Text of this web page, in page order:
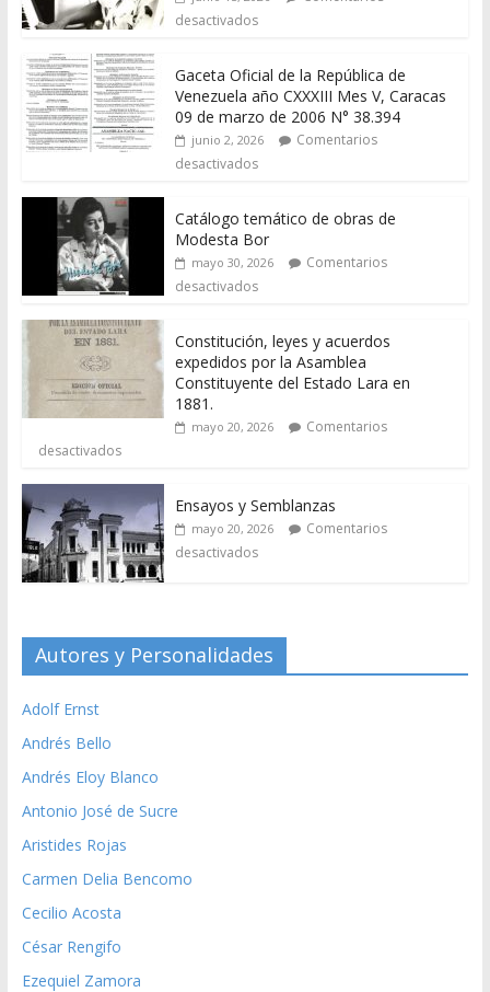
desactivados
Gaceta Oficial de la República de
Venezuela año CXXXIII Mes V, Caracas
09 de marzo de 2006 N° 38.394
junio 2, 2026
Comentarios
desactivados
Catálogo temático de obras de
Modesta Bor
mayo 30, 2026
Comentarios
desactivados
Constitución, leyes y acuerdos
expedidos por la Asamblea
Constituyente del Estado Lara en
1881.
mayo 20, 2026
Comentarios
desactivados
Ensayos y Semblanzas
mayo 20, 2026
Comentarios
desactivados
Autores y Personalidades
Adolf Ernst
Andrés Bello
Andrés Eloy Blanco
Antonio José de Sucre
Aristides Rojas
Carmen Delia Bencomo
Cecilio Acosta
César Rengifo
Ezequiel Zamora